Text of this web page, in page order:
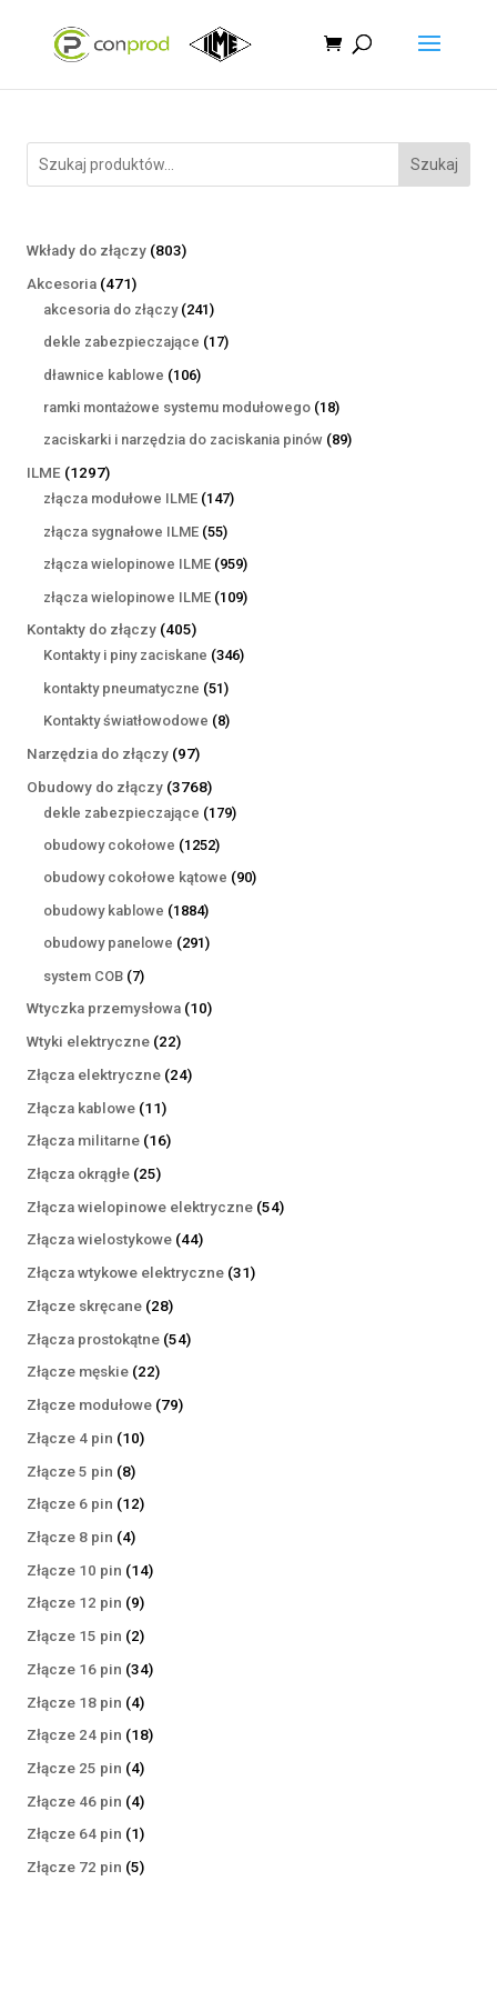
Szukaj
Wkłady do złączy 803803
Akcesoria 471471
produktów
akcesoria do złączy 241241
produktów
dekle zabezpieczające 1717
dławnice kablowe 106106
produktów
ramki montażowe systemu modułowego 1818
produktów
zaciskarki i narzędzia do zaciskania pinów 8989
ILME 12971297
produktów
złącza modułowe ILME 147147
złącza sygnałowe ILME 5555
produktów
złącza wielopinowe ILME 959959
produktów
złącza wielopinowe ILME 109109
Kontakty do złączy 405405
produktów
Kontakty i piny zaciskane 346346
kontakty pneumatyczne 5151
produktów
Kontakty światłowodowe 88
Narzędzia do złączy 9797
produktów
Obudowy do złączy 37683768
produktów
dekle zabezpieczające 179179
obudowy cokołowe 12521252
produkty
obudowy cokołowe kątowe 9090
obudowy kablowe 18841884
produkty
obudowy panelowe 291291
system COB 77
produktów
Wtyczka przemysłowa 1010
Wtyki elektryczne 2222
produkty
Złącza elektryczne 2424
Złącza kablowe 1111
produktów
Złącza militarne 1616
Złącza okrągłe 2525
produktów
Złącza wielopinowe elektryczne 5454
Złącza wielostykowe 4444
produkty
Złącza wtykowe elektryczne 3131
Złącze skręcane 2828
produktów
Złącza prostokątne 5454
Złącze męskie 2222
produkty
Złącze modułowe 7979
Złącze 4 pin 1010
Złącze 5 pin 88
produktów
Złącze 6 pin 1212
Złącze 8 pin 44
produkty
Złącze 10 pin 1414
Złącze 12 pin 99
produktów
Złącze 15 pin 22
produkty
Złącze 16 pin 3434
Złącze 18 pin 44
produkty
Złącze 24 pin 1818
Złącze 25 pin 44
produkty
Złącze 46 pin 44
produkty
Złącze 64 pin 11
produkt
Złącze 72 pin 55